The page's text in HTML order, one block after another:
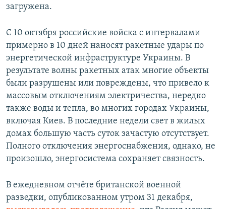
загружена.
С 10 октября российские войска с интервалами
примерно в 10 дней наносят ракетные удары по
энергетической инфраструктуре Украины. В
результате волны ракетных атак многие объекты
были разрушены или повреждены, что привело к
массовым отключениям электричества, нередко
также воды и тепла, во многих городах Украины,
включая Киев. В последние недели свет в жилых
домах большую часть суток зачастую отсутствует.
Полного отключения энергоснабжения, однако, не
произошло, энергосистема сохраняет связность.
В ежедневном отчёте британской военной
разведки, опубликованном утром 31 декабря,